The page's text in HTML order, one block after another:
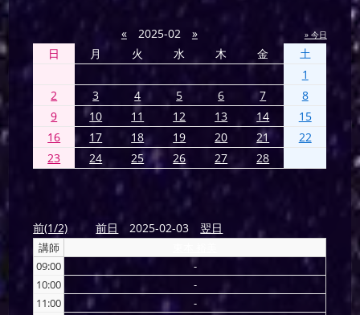
« 2025-02 » » 今日
日 月 火 水 木 金
土
1
2
3 4 5 6 7
8
9
10 11 12 13 14
15
16
17 18 19 20 21
22
23
24 25 26 27 28
前(1/2) 前日 2025-02-03 翌日
講師
09:00
-
10:00
-
11:00
-